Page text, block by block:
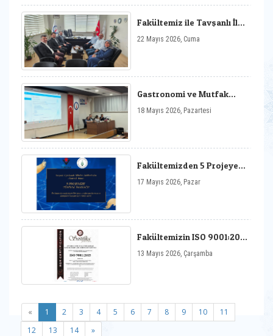
Fakültemiz ile Tavşanlı İlçe
Birliği Görüşmesi
22 Mayıs 2026, Cuma
Gastronomi ve Mutfak
Sempozyumu
18 Mayıs 2026, Pazartesi
Fakültemizden 5 Projeye
17 Mayıs 2026, Pazar
Fakültemizin ISO 9001:2015
Yenilendi
13 Mayıs 2026, Çarşamba
« 1 (current)
2 3 4 5 6 7 8 9 10
11
12
13 14 »